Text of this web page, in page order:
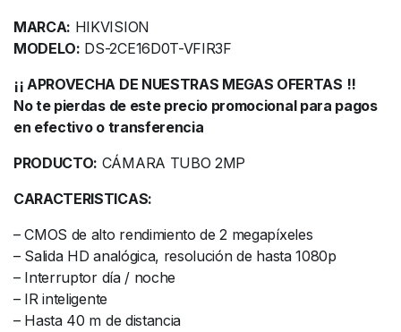
MARCA: HIKVISION
MODELO: DS-2CE16D0T-VFIR3F
¡¡ APROVECHA DE NUESTRAS MEGAS OFERTAS !!
No te pierdas de este precio promocional para pagos
en efectivo o transferencia
PRODUCTO: CÁMARA TUBO 2MP
CARACTERISTICAS:
– CMOS de alto rendimiento de 2 megapíxeles
– Salida HD analógica, resolución de hasta 1080p
– Interruptor día / noche
– IR inteligente
– Hasta 40 m de distancia